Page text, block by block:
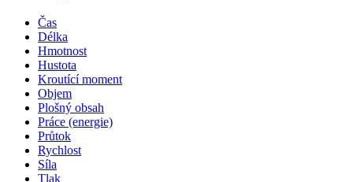
Čas
Délka
Hmotnost
Hustota
Kroutící moment
Objem
Plošný obsah
Práce (energie)
Průtok
Rychlost
Síla
Tlak